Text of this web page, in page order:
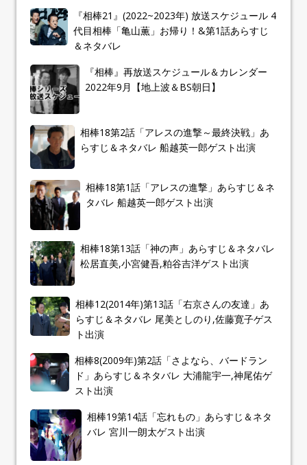
『相棒21』(2022~2023年) 放送スケジュール 4
代目相棒「亀山薫」お帰り！&第1話あらすじ
＆ネタバレ
『相棒』再放送スケジュール＆カレンダー
2022年9月【地上波＆BS朝日】
相棒18第2話「アレスの進撃～最終決戦」あ
らすじ＆ネタバレ 船越英一郎ゲスト出演
相棒18第1話「アレスの進撃」あらすじ＆ネ
タバレ 船越英一郎ゲスト出演
相棒18第13話「神の声」あらすじ＆ネタバレ
松居直美,小宮健吾,粕谷吉洋ゲスト出演
相棒12(2014年)第13話「右京さんの友達」あ
らすじ＆ネタバレ 尾美としのり,佐藤寛子ゲス
ト出演
相棒8(2009年)第2話「さよなら、バードラン
ド」あらすじ＆ネタバレ 大浦龍宇一,神尾佑ゲ
スト出演
相棒19第14話「忘れもの」あらすじ＆ネタ
バレ 宮川一朗太ゲスト出演